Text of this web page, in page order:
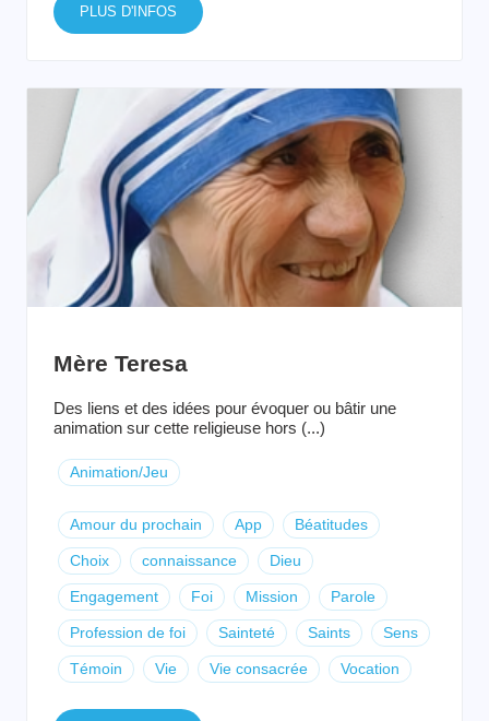
PLUS D'INFOS
Mère Teresa
Des liens et des idées pour évoquer ou bâtir une
animation sur cette religieuse hors (...)
Animation/Jeu
Amour du prochain App Béatitudes
Choix connaissance Dieu
Engagement Foi Mission Parole
Profession de foi Sainteté Saints Sens
Témoin Vie Vie consacrée Vocation